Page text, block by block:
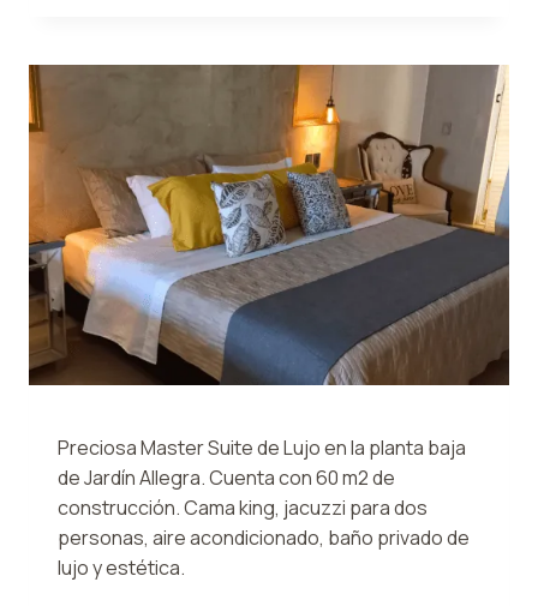
Preciosa Master Suite de Lujo en la planta baja
de Jardín Allegra. Cuenta con 60 m2 de
construcción. Cama king, jacuzzi para dos
personas, aire acondicionado, baño privado de
lujo y estética.